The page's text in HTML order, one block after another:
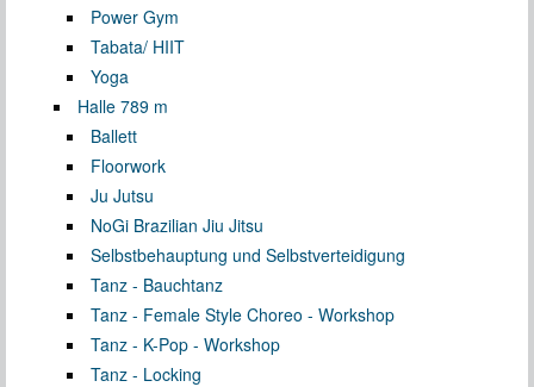
Power Gym
Tabata/ HIIT
Yoga
Halle 789 m
Ballett
Floorwork
Ju Jutsu
NoGi Brazilian Jiu Jitsu
Selbstbehauptung und Selbstverteidigung
Tanz - Bauchtanz
Tanz - Female Style Choreo - Workshop
Tanz - K-Pop - Workshop
Tanz - Locking